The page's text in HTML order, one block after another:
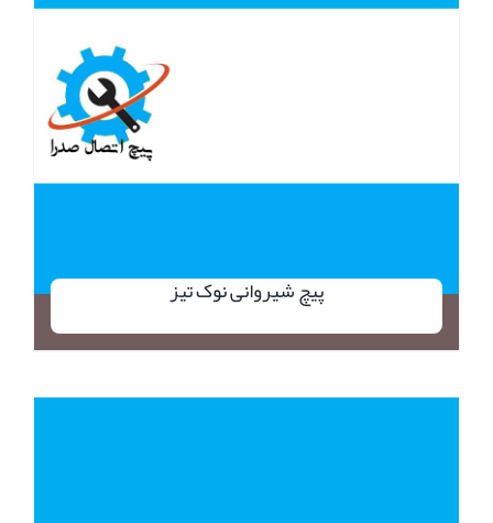
پیچ شیروانی نوک تیز